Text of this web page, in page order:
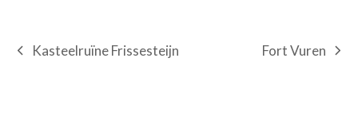
previous
Kasteelruïne Frissesteijn
next
Fort Vuren